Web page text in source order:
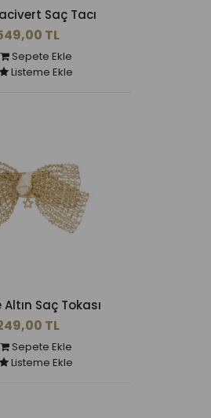
Saç Tacı
TL
Sepete Ekle
Listeme Ekle
Saç Tokası
TL
Sepete Ekle
Listeme Ekle